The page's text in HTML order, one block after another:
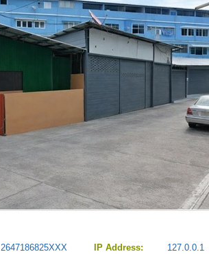
2647186825XXX IP Address:
127.0.0.1